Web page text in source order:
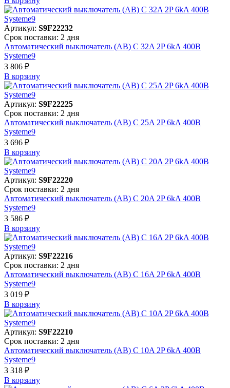
Артикул: S9F22232
Срок поставки: 2 дня
Автоматический выключатель (АВ) C 32A 2P 6kA 400В
Systeme9
3 806 ₽
В корзинy
Артикул: S9F22225
Срок поставки: 2 дня
Автоматический выключатель (АВ) C 25A 2P 6kA 400В
Systeme9
3 696 ₽
В корзинy
Артикул: S9F22220
Срок поставки: 2 дня
Автоматический выключатель (АВ) C 20A 2P 6kA 400В
Systeme9
3 586 ₽
В корзинy
Артикул: S9F22216
Срок поставки: 2 дня
Автоматический выключатель (АВ) C 16A 2P 6kA 400В
Systeme9
3 019 ₽
В корзинy
Артикул: S9F22210
Срок поставки: 2 дня
Автоматический выключатель (АВ) C 10A 2P 6kA 400В
Systeme9
3 318 ₽
В корзинy